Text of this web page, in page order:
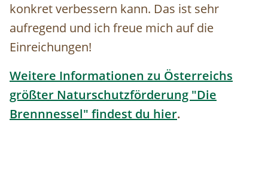
konkret verbessern kann. Das ist sehr
aufregend und ich freue mich auf die
Einreichungen!
Weitere Informationen zu Österreichs
größter Naturschutzförderung "Die
Brennnessel" findest du hier.